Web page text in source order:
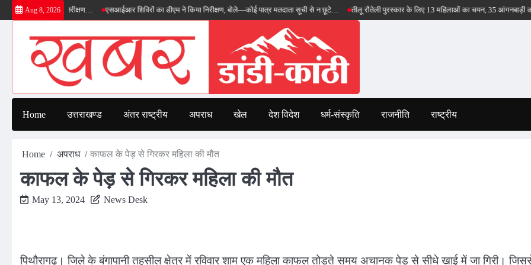
Skip
to
Aug 8, 2026
ने किया निरीक्षण… एसआईआर शिविरों का डीएम ने किया निरीक्षण, बोले—कोई पात्र मतदाता सूची से न छूटे… तीलू रौतेली पुरस्कार के लिए 13 महिलाओं का चयन, 35 आंगनबाड़ी कार्यकर्तियां
Home उत्तराखण्ड अंतर राष्ट्रीय अपराध खेल देश विदेश धर्म-संस्कृति राजनीति राष्ट्रीय
Home अपराध काफल के पेड़ से गिरकर महिला की मौत
काफल के पेड़ से गिरकर महिला की मौत
May 13, 2024 News Desk
पिथौरागढ़। जिले के बंगापानी तहसील क्षेत्र में रविवार शाम एक महिला काफल तोड़ते समय अचानक पेड़ से सीधे खाई में जा गिरी।